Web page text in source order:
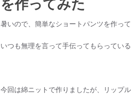
暑いので、簡単なショートパンツを作っ
いつも無理を言って手伝ってもらってい
今回は綿ニットで作りましたが、リップ